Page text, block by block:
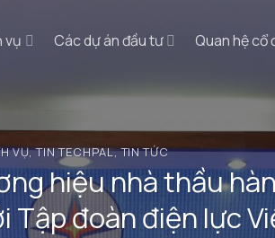
vụ Các dự án đầu tư Quan hệ cổ
VỤ,TIN TECHPAL,TIN TỨC
hiệu nhà thầu
Tập đoàn điện lực